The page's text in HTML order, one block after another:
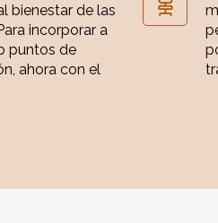
bienestar de las
incorporar a
puntos de
ahora con el